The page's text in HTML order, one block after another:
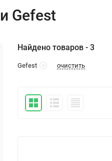
Gefest
Найдено товаров - 3
Gefest очистить